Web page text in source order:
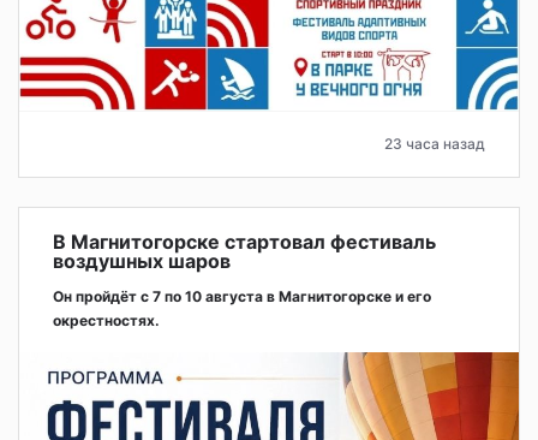
23 часа назад
В Магнитогорске стартовал фестиваль
воздушных шаров
Он пройдёт с 7 по 10 августа в Магнитогорске и его
окрестностях.